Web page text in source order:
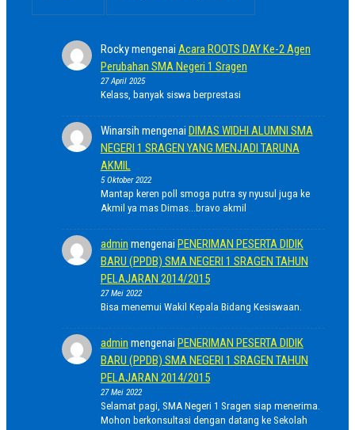
Rockymengenai Acara ROOTS DAY Ke-2 Agen
Perubahan SMA Negeri 1 Sragen
27 April 2025
Kelass, banyak siswa berprestasi
Winarsih mengenai DIMAS WIDHI ALUMNI SMA
NEGERI 1 SRAGEN YANG MENJADI TARUNA
AKMIL
5 Oktober 2022
Mantap keren poll smoga putra sy nyusul juga ke
Akmil ya mas Dimas...bravo akmil
admin mengenai PENERIMAN PESERTA DIDIK
BARU (PPDB) SMA NEGERI 1 SRAGEN TAHUN
PELAJARAN 2014/2015
27 Mei 2022
Bisa menemui Wakil Kepala Bidang Kesiswaan.
admin mengenai PENERIMAN PESERTA DIDIK
BARU (PPDB) SMA NEGERI 1 SRAGEN TAHUN
PELAJARAN 2014/2015
27 Mei 2022
Selamat pagi, SMA Negeri 1 Sragen siap menerima.
Mohon berkonsultasi dengan datang ke Sekolah